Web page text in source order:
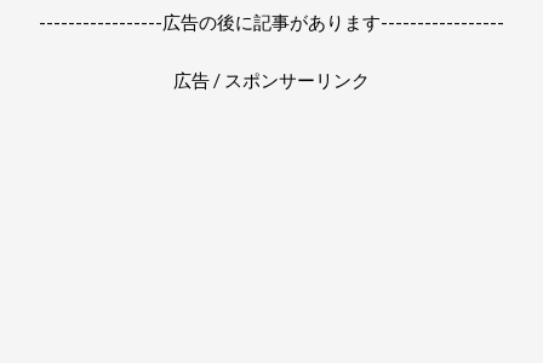
-----------------広告の後に記事があります-----------------
広告 / スポンサーリンク